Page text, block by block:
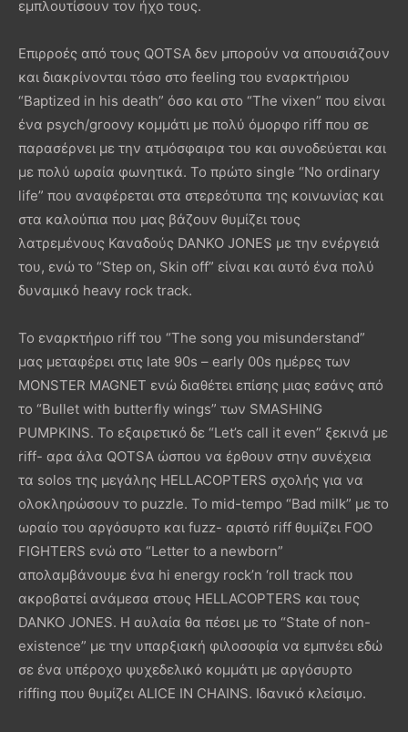
εμπλουτίσουν τον ήχο τους.
Επιρροές από τους QOTSA δεν μπορούν να απουσιάζουν
και διακρίνονται τόσο στο feeling του εναρκτήριου
“Baptized in his death” όσο και στο “The vixen” που είναι
ένα psych/groovy κομμάτι με πολύ όμορφο riff που σε
παρασέρνει με την ατμόσφαιρα του και συνοδεύεται και
με πολύ ωραία φωνητικά. Το πρώτο single “No ordinary
life” που αναφέρεται στα στερεότυπα της κοινωνίας και
στα καλούπια που μας βάζουν θυμίζει τους
λατρεμένους Καναδούς DANKO JONES με την ενέργειά
του, ενώ το “Step on, Skin off” είναι και αυτό ένα πολύ
δυναμικό heavy rock track.
Το εναρκτήριο riff του “The song you misunderstand”
μας μεταφέρει στις late 90s – early 00s ημέρες των
ΜΟNSTER MAGNET ενώ διαθέτει επίσης μιας εσάνς από
το “Bullet with butterfly wings” των SMASHING
PUMPKINS. Το εξαιρετικό δε “Let’s call it even” ξεκινά με
riff- αρα άλα QOTSA ώσπου να έρθουν στην συνέχεια
τα solos της μεγάλης ΗΕLLACOPTERS σχολής για να
ολοκληρώσουν το puzzle. To mid-tempo “Bad milk” με το
ωραίο του αργόσυρτο και fuzz- αριστό riff θυμίζει FOO
FIGHTERS ενώ στο “Letter to a newborn”
απολαμβάνουμε ένα hi energy rock’n ‘roll track που
ακροβατεί ανάμεσα στους ΗΕLLACOPTERS και τους
DANKO JONES. Η αυλαία θα πέσει με το “State of non-
existence” με την υπαρξιακή φιλοσοφία να εμπνέει εδώ
σε ένα υπέροχο ψυχεδελικό κομμάτι με αργόσυρτο
riffing που θυμίζει ΑLICΕ IN CHAINS. Iδανικό κλείσιμο.